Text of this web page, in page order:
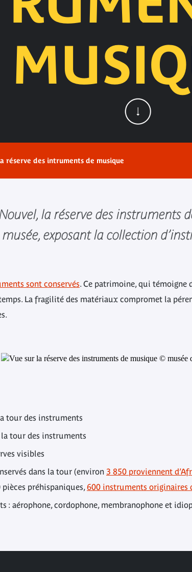
réserve des intruments de musique
la réserve des instruments
exposant la collection
sont conservés. Ce patrimoine, qui témoigne
La fragilité des matériaux compromet la
tour des instruments
tour des instruments
visibles
dans la tour (environ 3 850 proviennent
préhispaniques,600 instruments originaires
: aérophone, cordophone, membranophone et